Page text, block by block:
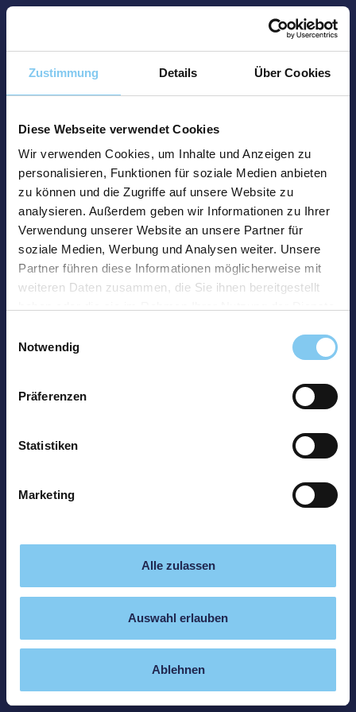
Zustimmung Details Über Cookies
Diese Webseite verwendet Cookies
Wir verwenden Cookies, um Inhalte und Anzeigen zu
personalisieren, Funktionen für soziale Medien anbieten
zu können und die Zugriffe auf unsere Website zu
analysieren. Außerdem geben wir Informationen zu Ihrer
Verwendung unserer Website an unsere Partner für
soziale Medien, Werbung und Analysen weiter. Unsere
Partner führen diese Informationen möglicherweise mit
weiteren Daten zusammen, die Sie ihnen bereitgestellt
Notwendig
Präferenzen
Statistiken
Marketing
Alle zulassen
Auswahl erlauben
Ablehnen